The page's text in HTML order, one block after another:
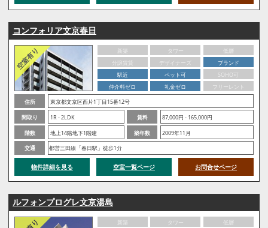
コンフォリア文京春日
新築 タワー
低層
分譲賃貸
デザイナーズ
ブランド
駅近
ペット可
SOHO可
仲介料ゼロ
礼金ゼロ
フリーレント
住所
東京都文京区西片1丁目15番12号
間取り
1R - 2LDK 賃料
87,000円 - 165,000円
階数
地上14階地下1階建 築年数
2009年11月
交通
都営三田線「春日駅」徒歩1分
物件詳細を見る 空室一覧ページ お問合せページ
ルフォンプログレ文京湯島
新築 タワー
低層